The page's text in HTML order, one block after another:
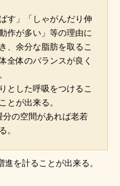
す」「しゃがんだり伸
作が多い」等の理由に
、余分な脂肪を取るこ
全体のバランスが良く
とした呼吸をつけるこ
とが出来る。
の空間があれば老若
。
を計ることが出来る。